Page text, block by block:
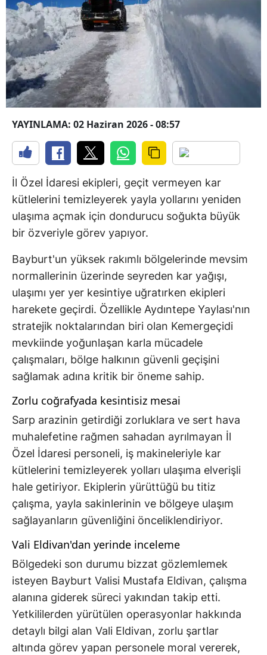
YAYINLAMA: 02 Haziran 2026 - 08:57
İl Özel İdaresi ekipleri, geçit vermeyen kar
kütlelerini temizleyerek yayla yollarını yeniden
ulaşıma açmak için dondurucu soğukta büyük
bir özveriyle görev yapıyor.
Bayburt'un yüksek rakımlı bölgelerinde mevsim
normallerinin üzerinde seyreden kar yağışı,
ulaşımı yer yer kesintiye uğratırken ekipleri
harekete geçirdi. Özellikle Aydıntepe Yaylası'nın
stratejik noktalarından biri olan Kemergeçidi
mevkiinde yoğunlaşan karla mücadele
çalışmaları, bölge halkının güvenli geçişini
sağlamak adına kritik bir öneme sahip.
Zorlu coğrafyada kesintisiz mesai
Sarp arazinin getirdiği zorluklara ve sert hava
muhalefetine rağmen sahadan ayrılmayan İl
Özel İdaresi personeli, iş makineleriyle kar
kütlelerini temizleyerek yolları ulaşıma elverişli
hale getiriyor. Ekiplerin yürüttüğü bu titiz
çalışma, yayla sakinlerinin ve bölgeye ulaşım
sağlayanların güvenliğini önceliklendiriyor.
Vali Eldivan'dan yerinde inceleme
Bölgedeki son durumu bizzat gözlemlemek
isteyen Bayburt Valisi Mustafa Eldivan, çalışma
alanına giderek süreci yakından takip etti.
Yetkililerden yürütülen operasyonlar hakkında
detaylı bilgi alan Vali Eldivan, zorlu şartlar
altında görev yapan personele moral vererek,